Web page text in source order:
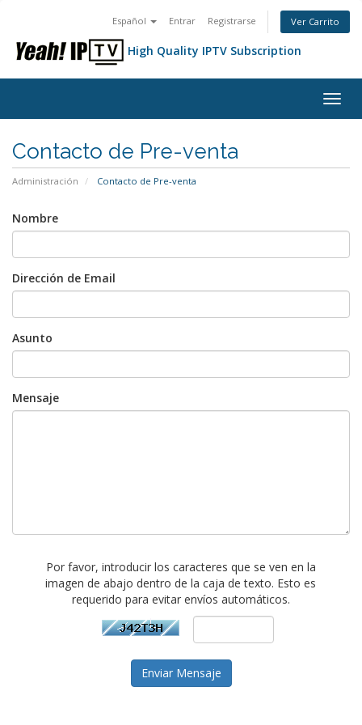
Español Entrar Registrarse Ver Carrito
High Quality IPTV Subscription
Contacto de Pre-venta
Administración Contacto de Pre-venta
Nombre
Dirección de Email
Asunto
Mensaje
Por favor, introducir los caracteres que se ven en la
imagen de abajo dentro de la caja de texto. Esto es
requerido para evitar envíos automáticos.
Enviar Mensaje